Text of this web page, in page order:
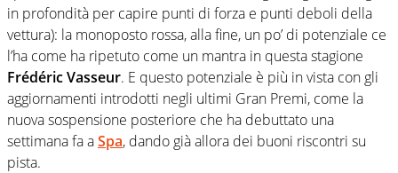
in profondità per capire punti di forza e punti deboli della
vettura): la monoposto rossa, alla fine, un po’ di potenziale ce
l’ha come ha ripetuto come un mantra in questa stagione
Frédéric Vasseur. E questo potenziale è più in vista con gli
aggiornamenti introdotti negli ultimi Gran Premi, come la
nuova sospensione posteriore che ha debuttato una
settimana fa aSpa, dando già allora dei buoni riscontri su
pista.